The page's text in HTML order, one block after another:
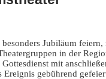
Jubiläum
in der
mit
Ereignis gebührend